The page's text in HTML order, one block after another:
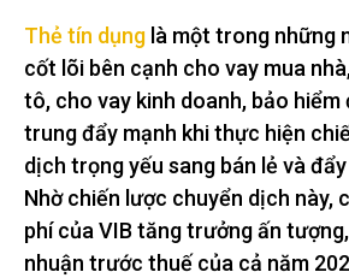
Thẻ tín dụng là một trong những
cốt lõi bên cạnh cho vay mua
tô, cho vay kinh doanh, bảo hiểm
trung đẩy mạnh khi thực hiện
dịch trọng yếu sang bán lẻ và
Nhờ chiến lược chuyển dịch này,
phí của VIB tăng trưởng ấn
nhuận trước thuế của cả năm